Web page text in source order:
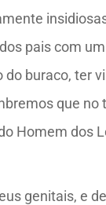
pais com
buraco, ter
que no
Homem dos
genitais, e